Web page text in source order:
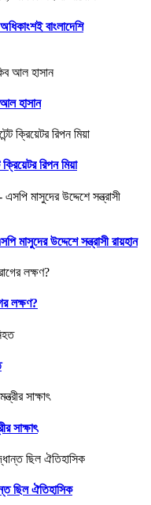
বাংলাদেশি
আল হাসান
রিপন মিয়া
মাসুদের উদ্দেশে সন্ত্রাসী রায়হান
লক্ষণ?
সাক্ষাৎ
ছিল ঐতিহাসিক